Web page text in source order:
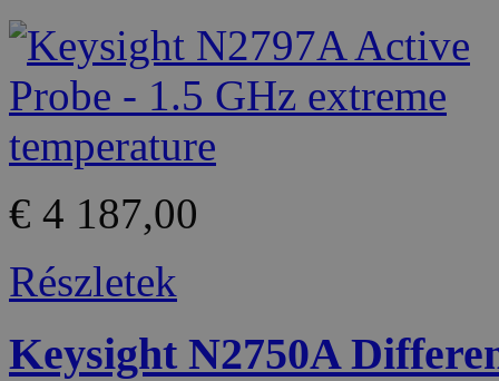
€ 4 187,00
Részletek
Keysight N2750A